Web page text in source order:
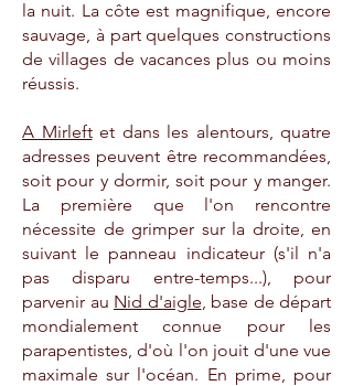
la nuit. La côte est magnifique, encore
sauvage, à part quelques constructions
de villages de vacances plus ou moins
réussis.
A Mirleftet dans les alentours, quatre
adresses peuvent être recommandées,
soit pour y dormir, soit pour y manger.
La première que l'on rencontre
nécessite de grimper sur la droite, en
suivant le panneau indicateur (s'il n'a
pas disparu entre-temps...), pour
parvenir au Nid d'aigle, base de départ
mondialement connue pour les
parapentistes, d'où l'on jouit d'une vue
maximale sur l'océan. En prime, pour